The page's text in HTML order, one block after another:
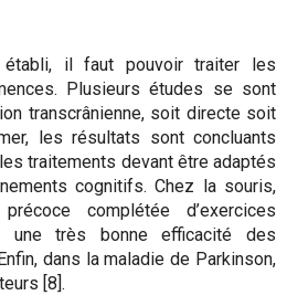
il faut pouvoir traiter les
Plusieurs études se sont
transcrânienne, soit directe soit
les résultats sont concluants
traitements devant être adaptés
cognitifs. Chez la souris,
complétée d’exercices
une très bonne efficacité des
dans la maladie de Parkinson,
[8].